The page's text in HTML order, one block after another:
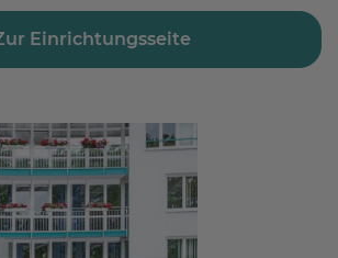
Einrichtungsseite